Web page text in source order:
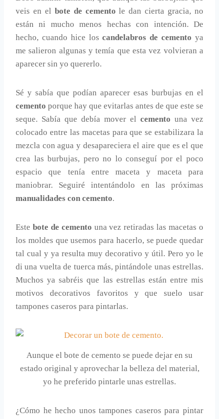
veis en el bote de cemento le dan cierta gracia, no
están ni mucho menos hechas con intención. De
hecho, cuando hice loscandelabros de cemento ya
me salieron algunas y temía que esta vez volvieran a
aparecer sin yo quererlo.
Sé y sabía que podían aparecer esas burbujas en el
cemento porque hay que evitarlas antes de que este se
seque. Sabía que debía mover el cemento una vez
colocado entre las macetas para que se estabilizara la
mezcla con agua y desapareciera el aire que es el que
crea las burbujas, pero no lo conseguí por el poco
espacio que tenía entre maceta y maceta para
maniobrar. Seguiré intentándolo en las próximas
manualidades con cemento.
Este bote de cemento una vez retiradas las macetas o
los moldes que usemos para hacerlo, se puede quedar
tal cual y ya resulta muy decorativo y útil. Pero yo le
di una vuelta de tuerca más, pintándole unas estrellas.
Muchos ya sabréis que las estrellas están entre mis
motivos decorativos favoritos y que suelo usar
tampones caseros para pintarlas.
Aunque el bote de cemento se puede dejar en su
estado original y aprovechar la belleza del material,
yo he preferido pintarle unas estrellas.
¿Cómo he hecho unos tampones caseros para pintar